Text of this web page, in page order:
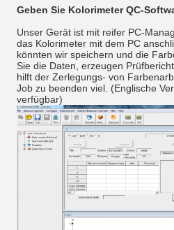
Geben Sie Kolorimeter QC-
Unser Gerät ist mit reifer PC-
das Kolorimeter mit dem PC
könnten wir speichern und die
Sie die Daten, erzeugen
hilft der Zerlegungs- von
Job zu beenden viel. (Englische
verfügbar)